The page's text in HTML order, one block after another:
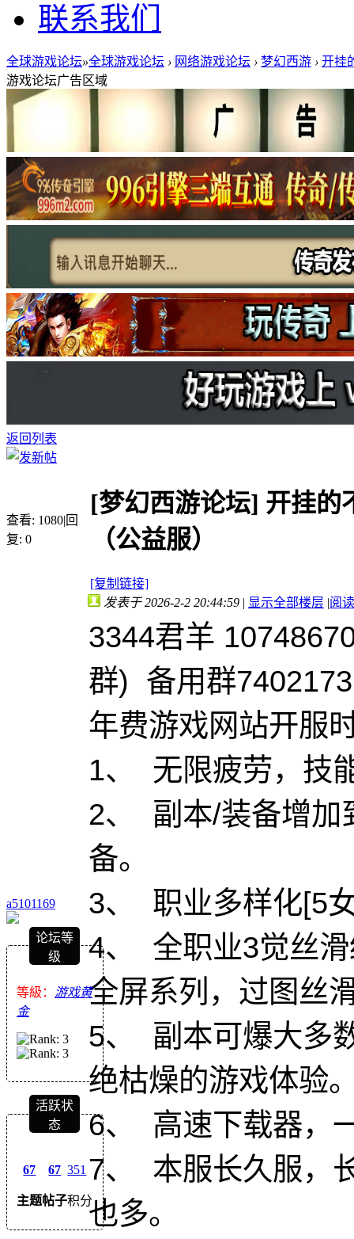
联系我们
全球游戏论坛»全球游戏论坛 › 网络游戏论坛 › 梦幻西游 › 开挂
游戏论坛广告区域
返回列表
查看: 1080|回
复: 0
[梦幻西游论坛] 开挂的
（公益服）
[复制链接]
a5101169
论坛等
级
等級： 游戏黄
金
活跃状
态
67
主题
67
帖子
351
积分
发表于 2026-2-2 20:44:59 | 显示全部楼层 |阅
3344君羊
群) 备用群
年费游戏网站开服
1、 无限疲劳，技
2、 副本/装备增加
备。
3、 职业多样化[5
4、 全职业3觉丝
全屏系列，过图丝
5、 副本可爆大多
绝枯燥的游戏体验
6、 高速下载器，
7、 本服长久服，
也多。